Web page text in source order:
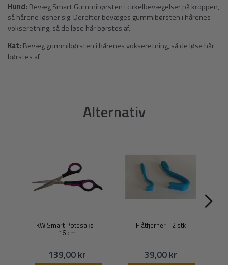
Hund: Bevæg Smart Gummibørsten i cirkelbevægelser på kroppen,
så hårene løsner sig. Derefter bevæges gummibørsten i hårenes
vokseretning, så de løse hår børstes af.
Kat: Bevæg gummibørsten i hårenes vokseretning, så de løse hår
børstes af.
Alternativ
KW Smart Potesaks -
16 cm
139,00 kr
Flåtfjerner - 2 stk
39,00 kr